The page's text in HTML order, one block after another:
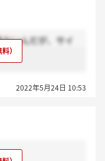
ないんだが、サイ
2022年5月24日 10:53